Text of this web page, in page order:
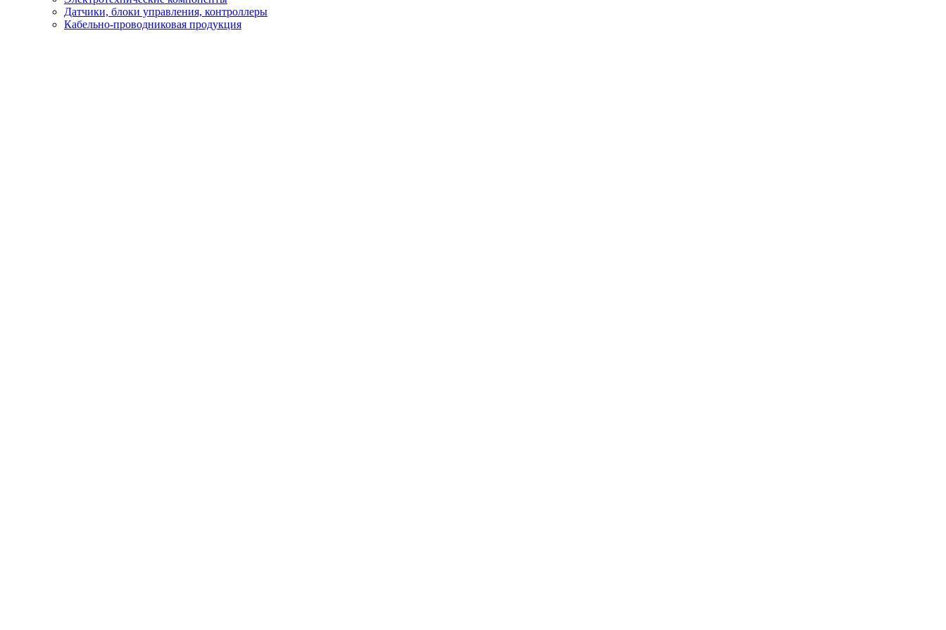
Датчики, блоки управления, контроллеры
Кабельно-проводниковая продукция